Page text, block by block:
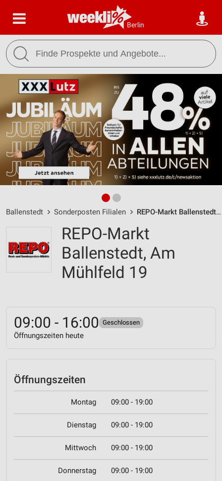
Berlin
Ballenstedt Sonderposten Filialen REPO-Markt Ballenstedt / Am Mühlfeld 19 - Öffnungszeiten & Adresse
REPO-Markt
Ballenstedt, Am
Mühlfeld 19
09:00 - 16:00 Geschlossen
Öffnungszeiten heute
Öffnungszeiten
Montag 09:00 - 19:00
Dienstag 09:00 - 19:00
Mittwoch 09:00 - 19:00
Donnerstag 09:00 - 19:00